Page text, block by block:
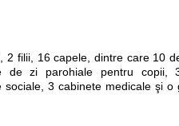
filii, 16 capele, dintre care 10
de zi parohiale pentru copii,
3 cabinete medicale şi o